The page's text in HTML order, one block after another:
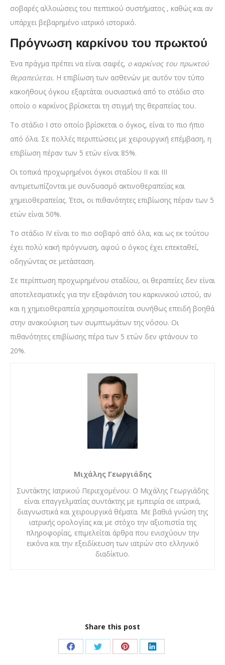
σοβαρές αλλοιώσεις του πεπτικού συστήματος , καθώς και αν
υπάρχει βεβαρημένο ιατρικό ιστορικό.
Πρόγνωση καρκίνου του πρωκτού
Ένα πράγμα πρέπει να είναι σαφές, ο καρκίνος του πρωκτού
θεραπεύεται. Η επιβίωση των ασθενών με αυτόν τον τύπο
κακοήθους όγκου εξαρτάται ουσιαστικά από το στάδιο στο
οποίο ο καρκίνος βρίσκεται τη στιγμή της θεραπείας του.
Το στάδιο Ι στο οποίο βρίσκεται ο όγκος, είναι το πιο ήπιο
από όλα. Σε πολλές περιπτώσεις με χειρουργική επέμβαση, η
επιβίωση πέραν των 5 ετών είναι 85%.
Οι τοπικά προχωρημένοι όγκοι σταδίου II και III
αντιμετωπίζονται με συνδυασμό ακτινοθεραπείας και
χημειοθεραπείας. Έτσι, οι πιθανότητες επιβίωσης πέραν των 5
ετών είναι 50%.
Το στάδιο IV είναι το πιο σοβαρό από όλα, και ως εκ τούτου
έχει πολύ κακή πρόγνωση, αφού ο όγκος έχει επεκταθεί,
οδηγώντας σε μετάσταση.
Σε περίπτωση προχωρημένου σταδίου, οι θεραπείες δεν είναι
αποτελεσματικές για την εξαφάνιση του καρκινικού ιστού, αν
και η χημειοθεραπεία χρησιμοποιείται συνήθως επειδή βοηθά
στην ανακούφιση των συμπτωμάτων της νόσου. Οι
πιθανότητες επιβίωσης πέρα των 5 ετών δεν φτάνουν το
20%.
Μιχάλης Γεωργιάδης
Συντάκτης Ιατρικού Περιεχομένου: Ο Μιχάλης Γεωργιάδης
είναι επαγγελματίας συντάκτης με εμπειρία σε ιατρικά,
διαγνωστικά και χειρουργικά θέματα. Με βαθιά γνώση της
ιατρικής ορολογίας και με στόχο την αξιοπιστία της
πληροφορίας, επιμελείται άρθρα που ενισχύουν την
εικόνα και την εξειδίκευση των ιατρών στο ελληνικό
διαδίκτυο.
Share this post